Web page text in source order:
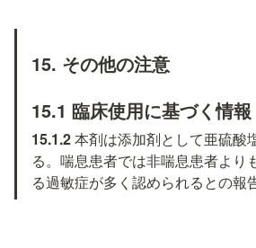
15. その他の注意
15.1 臨床使用に基づく情報
15.1.2 本剤は添加剤として亜硫酸
る。喘息患者では非喘息患者より
る過敏症が多く認められるとの報